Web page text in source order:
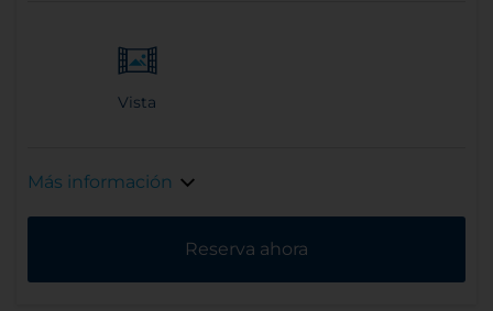
Vista
Más información
Reserva ahora